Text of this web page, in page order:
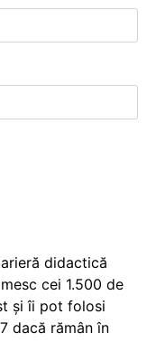
didactică
cei 1.500 de
și îi pot folosi
dacă rămân în